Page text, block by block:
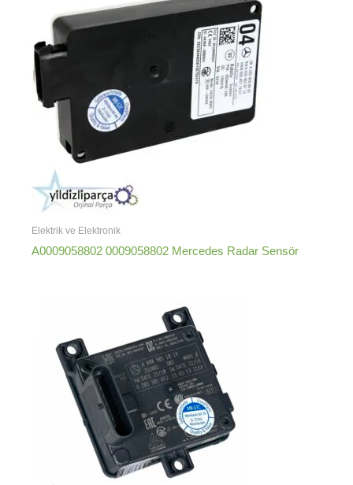
Elektrik ve Elektronik
A0009058802 0009058802 Mercedes Radar Sensör